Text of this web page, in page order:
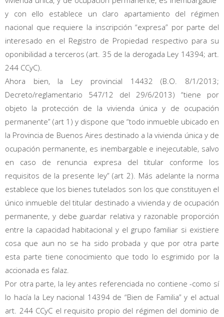
y con ello establece un claro apartamiento del régimen
nacional que requiere la inscripción “expresa” por parte del
interesado en el Registro de Propiedad respectivo para su
oponibilidad a terceros (art. 35 de la derogada Ley 14394; art.
244 CCyC).
Ahora bien, la Ley provincial 14432 (B.O. 8/1/2013;
Decreto/reglamentario 547/12 del 29/6/2013) “tiene por
objeto la protección de la vivienda única y de ocupación
permanente” (art 1) y dispone que “todo inmueble ubicado en
la Provincia de Buenos Aires destinado a la vivienda única y de
ocupación permanente, es inembargable e inejecutable, salvo
en caso de renuncia expresa del titular conforme los
requisitos de la presente ley” (art 2). Más adelante la norma
establece que los bienes tutelados son los que constituyen el
único inmueble del titular destinado a vivienda y de ocupación
permanente, y debe guardar relativa y razonable proporción
entre la capacidad habitacional y el grupo familiar si existiere
cosa que aun no se ha sido probada y que por otra parte
esta parte tiene conocimiento que todo lo esgrimido por la
accionada es falaz.
Por otra parte, la ley antes referenciada no contiene -como sí
lo hacía la Ley nacional 14394 de “Bien de Familia” y el actual
art. 244 CCyC el requisito propio del régimen del dominio de